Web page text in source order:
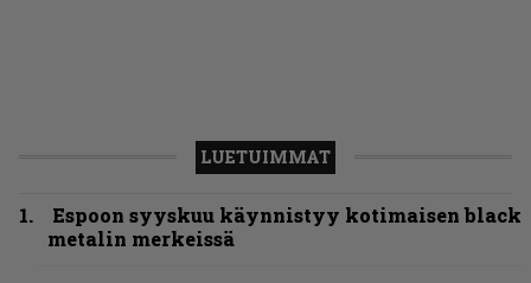
LUETUIMMAT
Espoon syyskuu käynnistyy kotimaisen black
metalin merkeissä